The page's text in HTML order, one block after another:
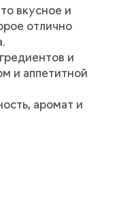
вкусное и
отлично
и
и аппетитной
аромат и